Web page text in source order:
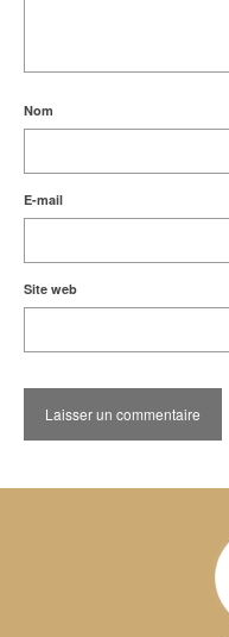
Nom
E-mail
Site web